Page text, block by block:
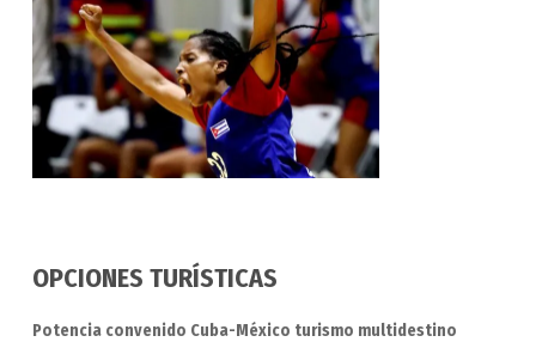
OPCIONES TURÍSTICAS
Potencia convenido Cuba-México turismo multidestino